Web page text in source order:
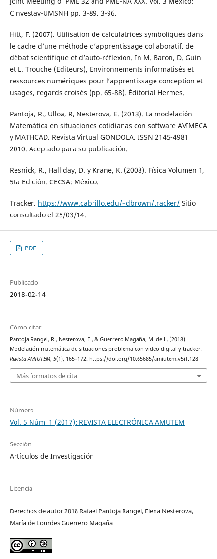
Cinvestav-UMSNH pp. 3-89, 3-96.
Hitt, F. (2007). Utilisation de calculatrices symboliques dans
le cadre d’une méthode d’apprentissage collaboratif, de
débat scientifique et d’auto-réflexion. In M. Baron, D. Guin
et L. Trouche (Éditeurs), Environnements informatisés et
ressources numériques pour l’apprentissage conception et
usages, regards croisés (pp. 65-88). Éditorial Hermes.
Pantoja, R., Ulloa, R, Nesterova, E. (2013). La modelación
Matemática en situaciones cotidianas con software AVIMECA
y MATHCAD. Revista Virtual GONDOLA. ISSN 2145-4981
2010. Aceptado para su publicación.
Resnick, R., Halliday, D. y Krane, K. (2008). Física Volumen 1,
5ta Edición. CECSA: México.
Tracker. https://www.cabrillo.edu/~dbrown/tracker/Sitio
consultado el 25/03/14.
PDF
Publicado
2018-02-14
Cómo citar
Pantoja Rangel, R., Nesterova, E., & Guerrero Magaña, M. de L. (2018).
Modelación matemática de situaciones problema con video digital y tracker.
Revista AMIUTEM, 5(1), 165–172. https://doi.org/10.65685/amiutem.v5i1.128
Más formatos de cita
Número
Vol. 5 Núm. 1 (2017): REVISTA ELECTRÓNICA AMUTEM
Sección
Artículos de Investigación
Licencia
Derechos de autor 2018 Rafael Pantoja Rangel, Elena Nesterova,
María de Lourdes Guerrero Magaña